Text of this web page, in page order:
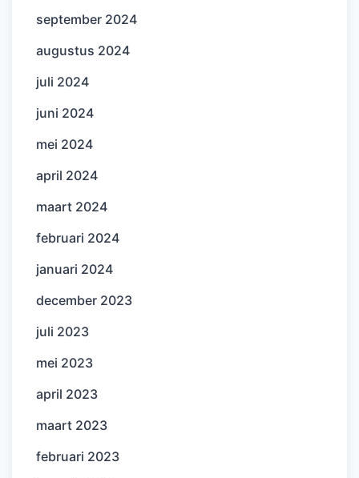
september 2024
augustus 2024
juli 2024
juni 2024
mei 2024
april 2024
maart 2024
februari 2024
januari 2024
december 2023
juli 2023
mei 2023
april 2023
maart 2023
februari 2023